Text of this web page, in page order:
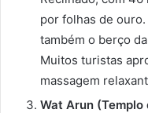
por folhas de ouro.
também o berço
Muitos turistas
massagem
Wat Arun (Templo